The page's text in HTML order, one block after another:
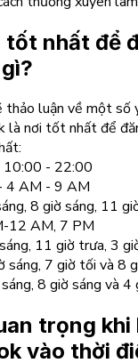
tốt nhất để
thảo luận về một số
là nơi tốt nhất để
10:00 - 22:00
4 AM - 9 AM
8 giờ sáng, 11
12 AM, 7 PM
11 giờ trưa, 3
sáng, 7 giờ tối và 8
8 giờ sáng và 4
trọng khi
vào thời